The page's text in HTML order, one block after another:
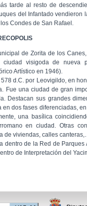
tarde al resto de
del Infantado vendieron
Condes de San Rafael.
de Zorita de los
visigoda de nueva
Artístico en 1946).
d.C. por Leovigildo, en
Fue una ciudad de gran
Destacan sus grandes
en dos fases diferenciadas,
una basílica
en ciudad. Otras
de viviendas, calles
dentro de la Red de
de Interpretación del